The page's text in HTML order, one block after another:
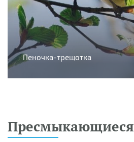
Пеночка-трещотка
Пресмыкающиеся